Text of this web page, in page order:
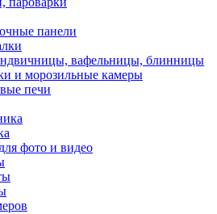
панели
вафельницы, блинницы
и морозильные камеры
печи
фото и видео